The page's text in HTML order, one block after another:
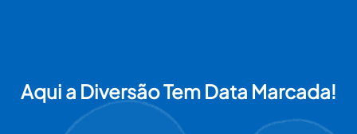
Aqui a Diversão Tem Data Marcada!